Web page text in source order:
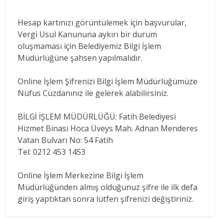
Hesap kartınızı görüntülemek için başvurular,
Vergi Usul Kanununa aykırı bir durum
oluşmaması için Belediyemiz Bilgi İşlem
Müdürlüğüne şahsen yapılmalıdır.
Online İşlem Şifrenizi Bilgi İşlem Müdürlüğümüze
Nüfus Cüzdanınız ile gelerek alabilirsiniz.
BİLGİ İŞLEM MÜDÜRLÜĞÜ: Fatih Belediyesi
Hizmet Binası Hoca Üveys Mah. Adnan Menderes
Vatan Bulvarı No: 54 Fatih
Tel: 0212 453 1453
Online İşlem Merkezine Bilgi İşlem
Müdürlüğünden almış olduğunuz şifre ile ilk defa
giriş yaptıktan sonra lütfen şifrenizi değiştiriniz.